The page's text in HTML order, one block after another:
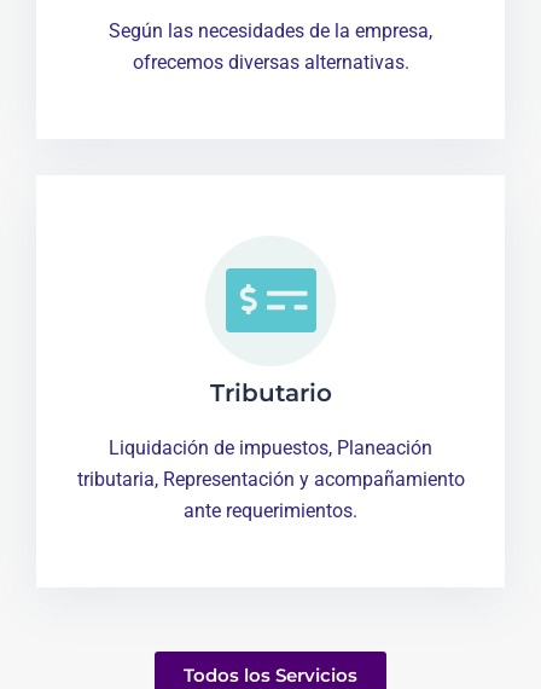
Según las necesidades de la empresa,
ofrecemos diversas alternativas.
Tributario
Liquidación de impuestos, Planeación
tributaria, Representación y acompañamiento
ante requerimientos.
Todos los Servicios